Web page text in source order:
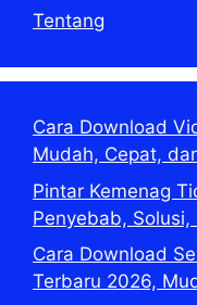
Tentang
Cara Download
Mudah, Cepat,
Pintar Kemenag
Penyebab,
Cara Download
Terbaru 2026,